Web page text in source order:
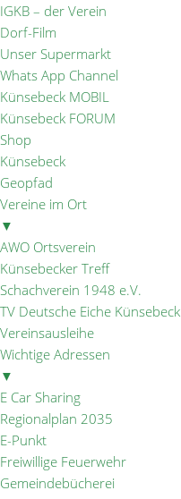
IGKB – der Verein
Dorf-Film
Unser Supermarkt
Whats App Channel
Künsebeck MOBIL
Künsebeck FORUM
Shop
Künsebeck
Geopfad
Vereine im Ort
▼
AWO Ortsverein
Künsebecker Treff
Schachverein 1948 e.V.
TV Deutsche Eiche Künsebeck
Vereinsausleihe
Wichtige Adressen
▼
E Car Sharing
Regionalplan 2035
E-Punkt
Freiwillige Feuerwehr
Gemeindebücherei